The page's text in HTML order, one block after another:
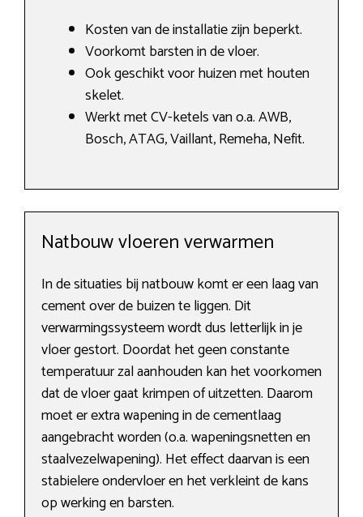
Kosten van de installatie zijn beperkt.
Voorkomt barsten in de vloer.
Ook geschikt voor huizen met houten
skelet.
Werkt met CV-ketels van o.a. AWB,
Bosch, ATAG, Vaillant, Remeha, Nefit.
Natbouw vloeren verwarmen
In de situaties bij natbouw komt er een laag van
cement over de buizen te liggen. Dit
verwarmingssysteem wordt dus letterlijk in je
vloer gestort. Doordat het geen constante
temperatuur zal aanhouden kan het voorkomen
dat de vloer gaat krimpen of uitzetten. Daarom
moet er extra wapening in de cementlaag
aangebracht worden (o.a. wapeningsnetten en
staalvezelwapening). Het effect daarvan is een
stabielere ondervloer en het verkleint de kans
op werking en barsten.